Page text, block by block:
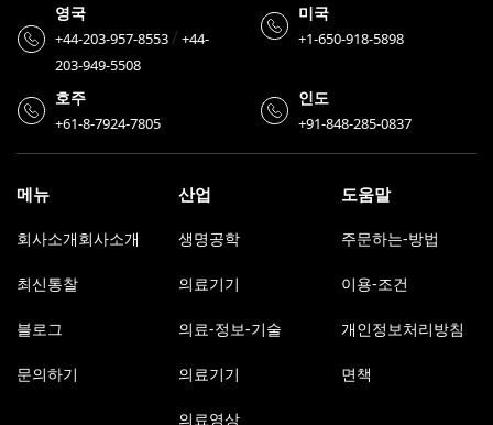
영국
+44-203-957-8553/+44-
203-949-5508
미국
+1-650-918-5898
호주
+61-8-7924-7805
인도
+91-848-285-0837
메뉴
회사소개회사소개
최신통찰
블로그
문의하기
산업
생명공학
의료기기
의료-정보-기술
의료기기
의료영상
도움말
주문하는-방법
이용-조건
개인정보처리방침
면책